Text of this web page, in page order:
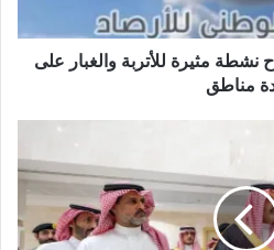
مثيرة للأتربة والغبار على
مناطق